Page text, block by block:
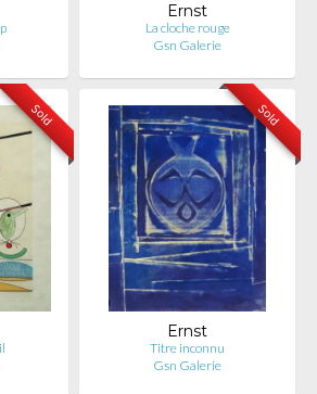
Ernst
La cloche rouge
Gsn Galerie
Sold Sold
Ernst
Titre inconnu
Gsn Galerie